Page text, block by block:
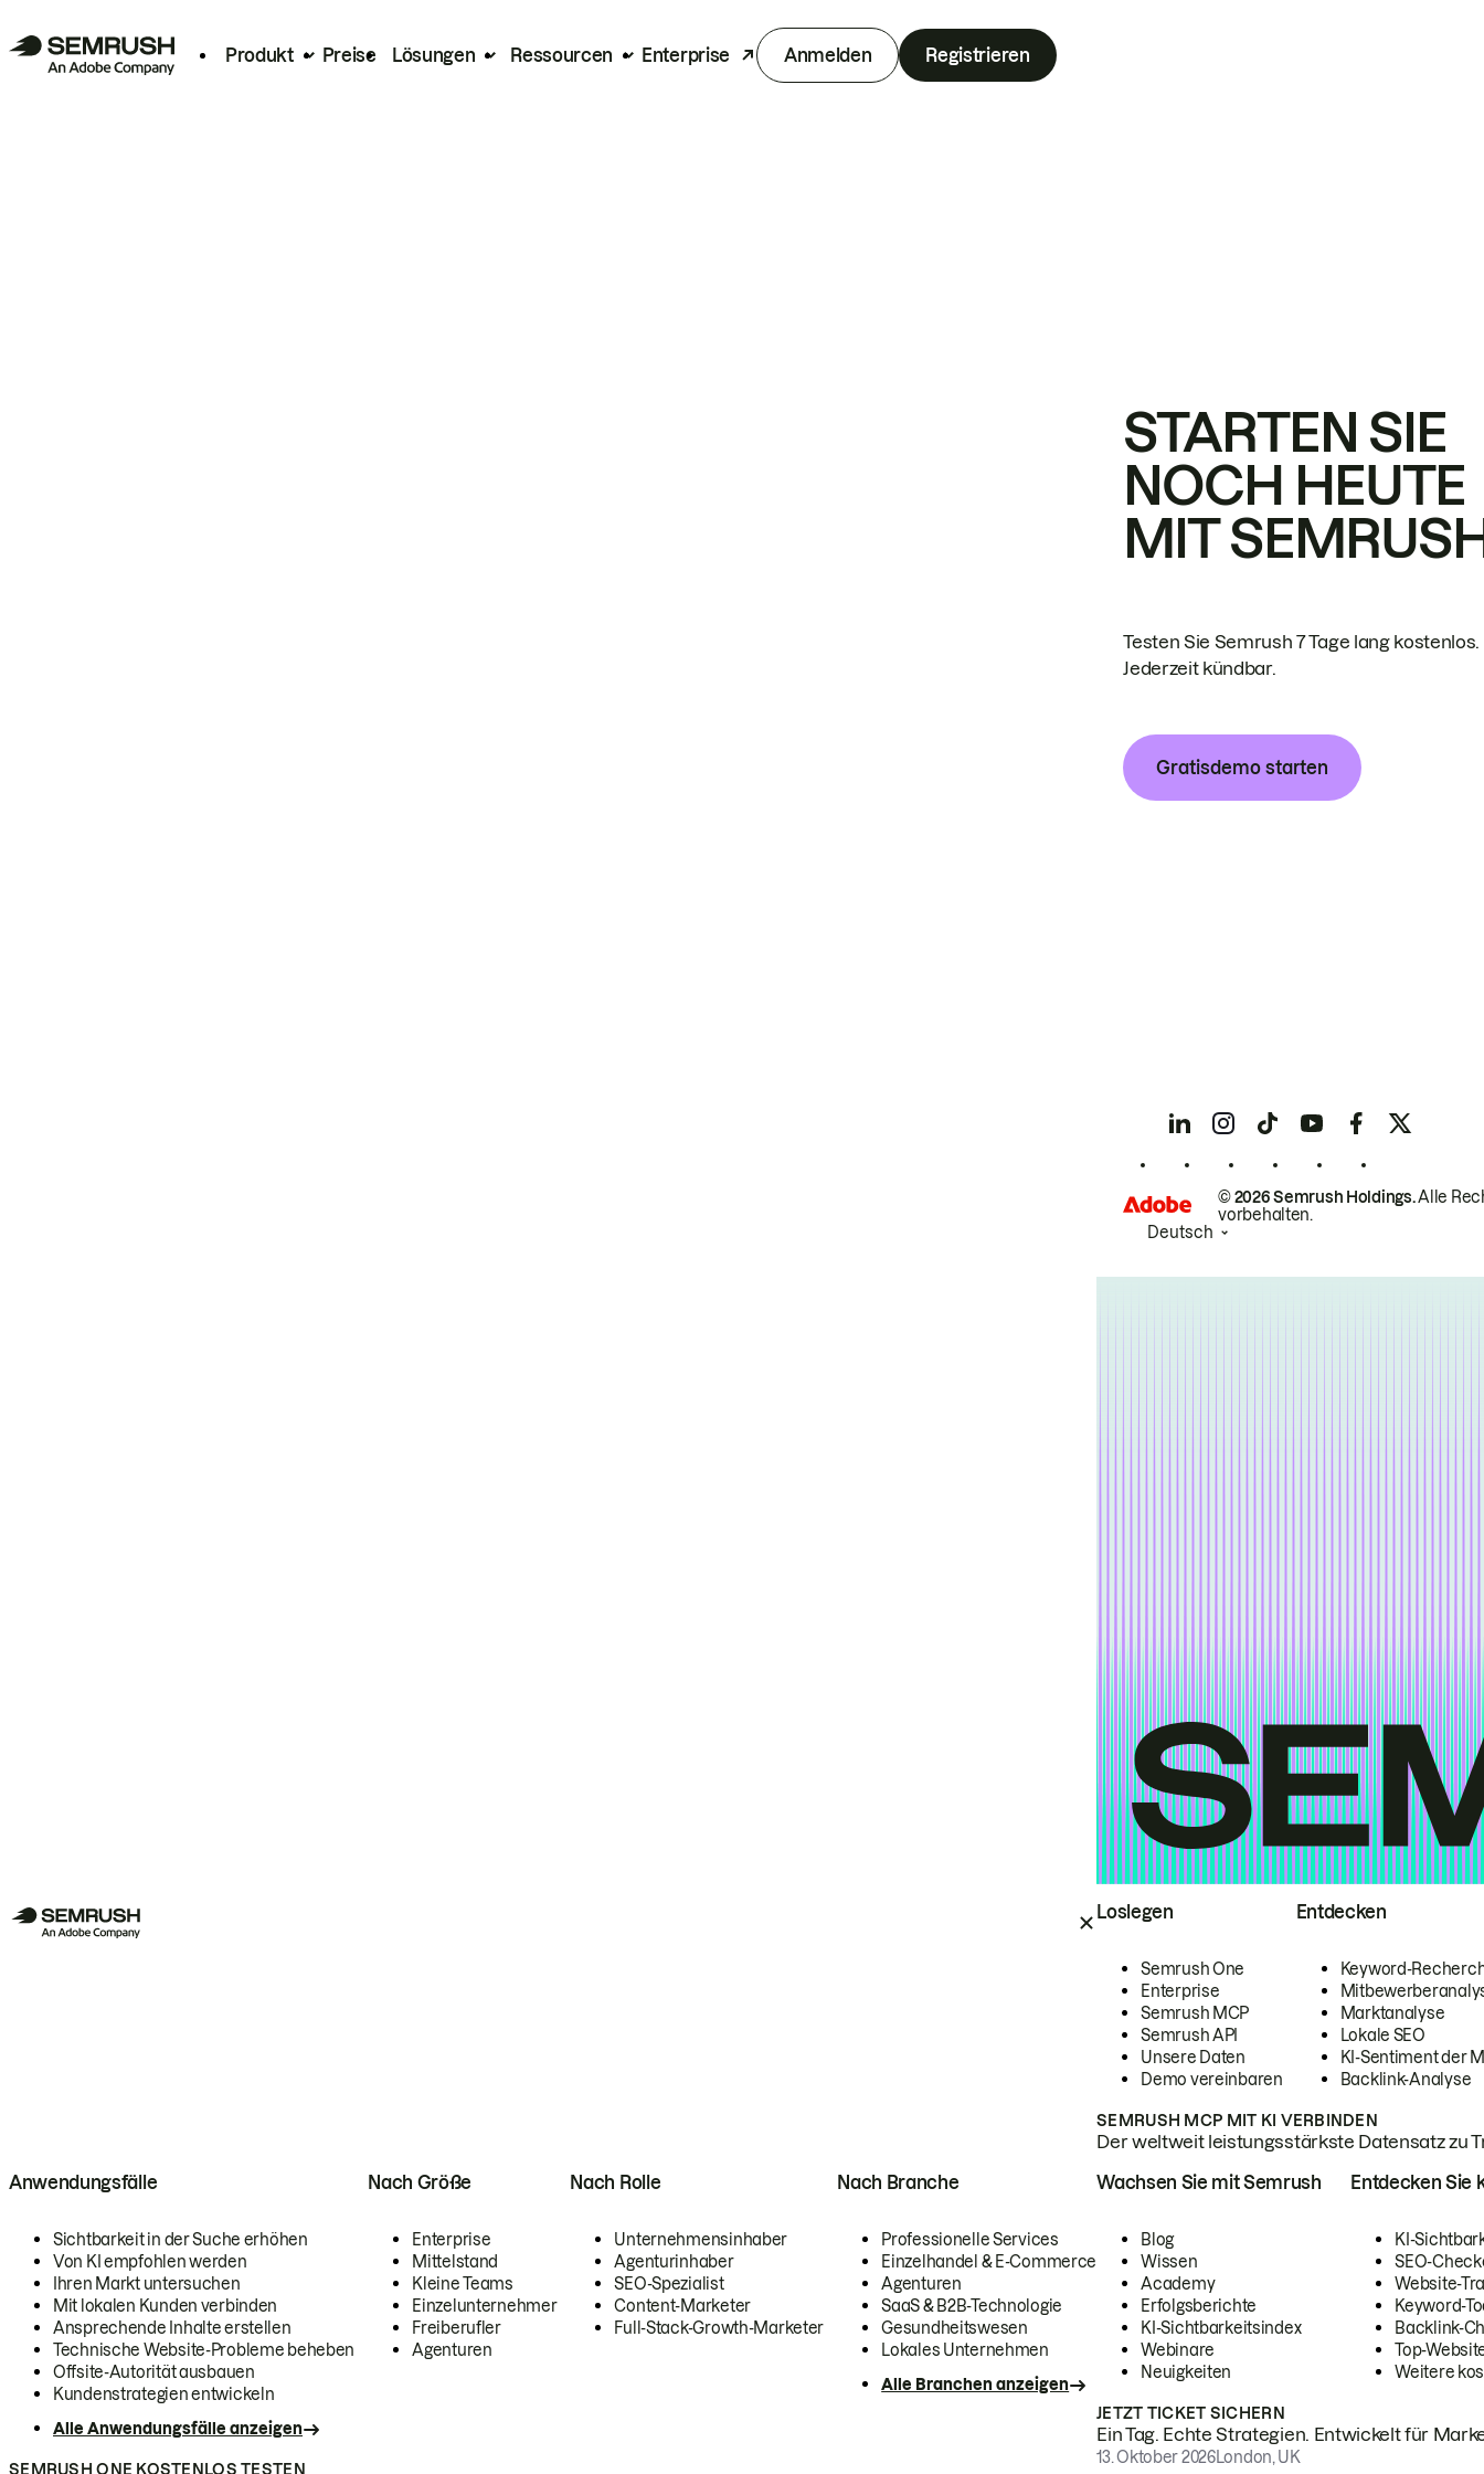
Produkt Preise Lösungen Ressourcen Enterprise Anmelden Registrieren
Loslegen
Semrush One
Enterprise
Semrush MCP
Semrush API
Unsere Daten
Demo vereinbaren
Entdecken
Keyword-
Marktanalyse
Lokale SEO
KI-Sentiment der
Backlink-Analyse
SEMRUSH MCP MIT KI VERBINDEN
Der weltweit leistungsstärkste Datensatz zu
Anwendungsfälle
Sichtbarkeit in der Suche erhöhen
Von KI empfohlen werden
Ihren Markt untersuchen
Mit lokalen Kunden verbinden
Ansprechende Inhalte erstellen
Technische Website-Probleme beheben
Offsite-Autorität ausbauen
Kundenstrategien entwickeln
Alle Anwendungsfälle anzeigen
Nach Größe
Enterprise
Mittelstand
Kleine Teams
Einzelunternehmer
Freiberufler
Agenturen
Nach Rolle
Unternehmensinhaber
Agenturinhaber
SEO-Spezialist
Content-Marketer
Full-Stack-Growth-Marketer
Nach Branche
Professionelle Services
Einzelhandel & E-Commerce
Agenturen
SaaS & B2B-Technologie
Gesundheitswesen
Lokales Unternehmen
Alle Branchen anzeigen
SEMRUSH ONE KOSTENLOS TESTEN
Wachsen Sie mit Semrush
Blog
Wissen
Academy
Erfolgsberichte
KI-Sichtbarkeitsindex
Webinare
Neuigkeiten
Entdecken Sie
KI-
SEO-
Website-
Keyword-
Backlink-
Top-
Weitere
JETZT TICKET SICHERN
Ein Tag. Echte Strategien. Entwickelt für
13. Oktober 2026London, UK
STARTEN SIE
NOCH HEUTE
MIT
Testen Sie Semrush 7 Tage lang kostenlos.
Jederzeit kündbar.
Gratisdemo starten
© 2026 Semrush Holdings.Alle
vorbehalten.
Deutsch